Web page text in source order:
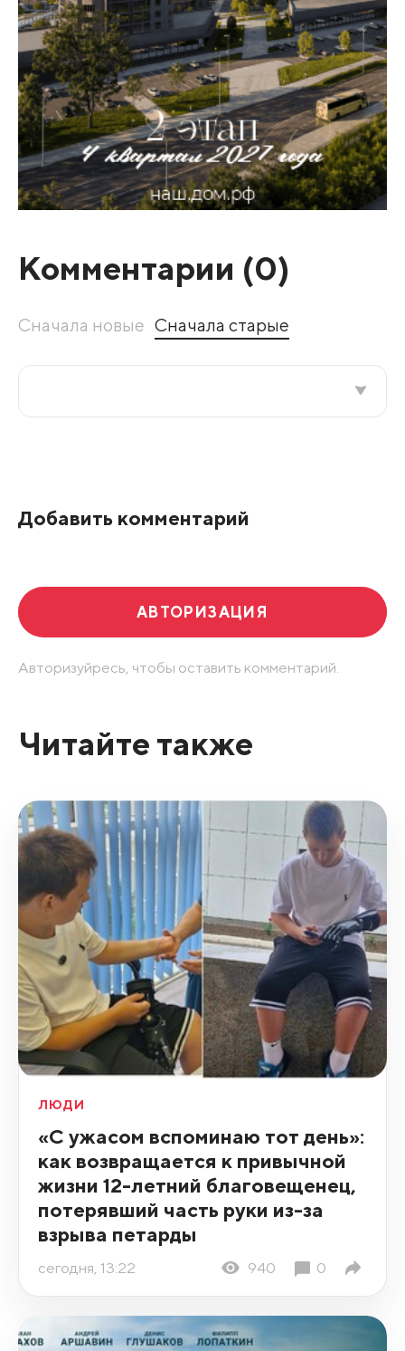
Комментарии (0)
Сначала новые Сначала старые
Добавить комментарий
АВТОРИЗАЦИЯ
Авторизуйресь, чтобы оставить комментарий.
Читайте также
ЛЮДИ
«С ужасом вспоминаю тот день»:
как возвращается к привычной
жизни 12-летний благовещенец,
потерявший часть руки из-за
взрыва петарды
сегодня, 13:22 940 0